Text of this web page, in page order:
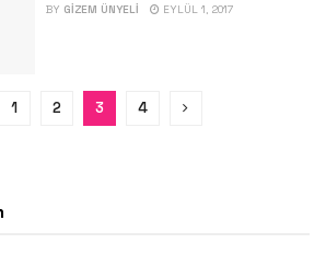
BY GIZEM ÜNYELI EYLÜL 1, 2017
1 2 3 4